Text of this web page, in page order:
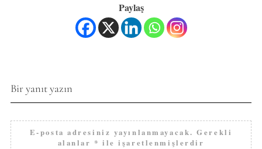
Paylaş
Bir yanıt yazın
E-posta adresiniz yayınlanmayacak. Gerekli
alanlar * ile işaretlenmişlerdir